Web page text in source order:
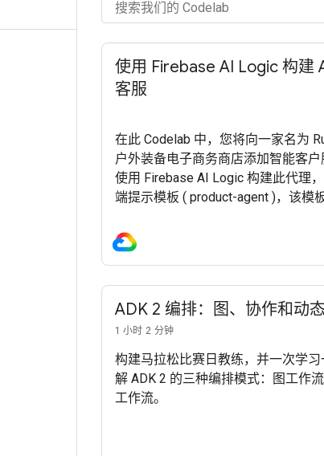
使用 Firebase AI Logic 构建
客服
在此 Codelab 中，您将向一家名为
户外装备电子商务商店添加智能客
使用 Firebase AI Logic 构建此代理
端提示模板 ( product-agent )，该模
下文。 如需使用本 Codelab 中的
Firebase 项目必须采用 随用随付
ADK 2 编排：图、协作和动
1 小时 2 分钟
构建马拉松比赛日教练，并一次学
解 ADK 2 的三种编排模式：图工作
工作流。